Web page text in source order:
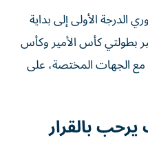
الدرجة الأولى إلى بداية
بطولتي كأس الأمير وكأس
مع الجهات المختصة، على
بالقرار